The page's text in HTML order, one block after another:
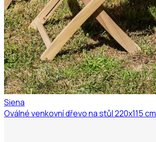
Siena
Oválné venkovní dřevo na stůl 220x115 cm